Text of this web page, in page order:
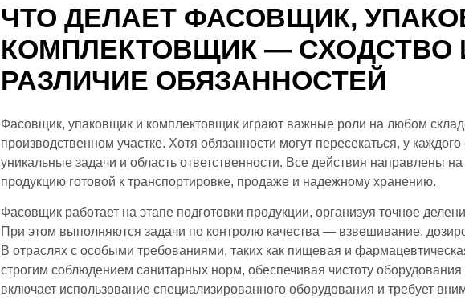
ЧТО ДЕЛАЕТ ФАСОВЩИК,
КОМПЛЕКТОВЩИК — СХОДСТВО
РАЗЛИЧИЕ ОБЯЗАННОСТЕЙ
Фасовщик, упаковщик и комплектовщик играют важные роли на любом
производственном участке. Хотя обязанности могут пересекаться, у
уникальные задачи и область ответственности. Все действия направлены
продукцию готовой к транспортировке, продаже и надежному хранению.
Фасовщик работает на этапе подготовки продукции, организуя точное
При этом выполняются задачи по контролю качества — взвешивание,
В отраслях с особыми требованиями, таких как пищевая и
строгим соблюдением санитарных норм, обеспечивая чистоту
включает использование специализированного оборудования и требует